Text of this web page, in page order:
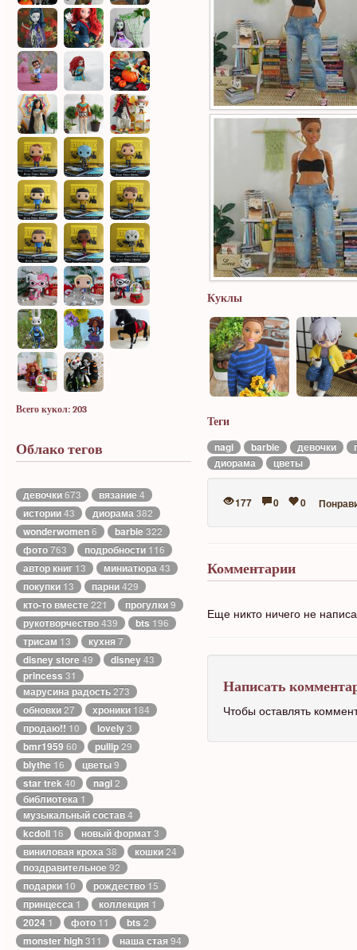
Всего кукол: 203
Облако тегов
девочки673 вязание4
истории43 диорама382
wonderwomen6 barbie322
фото763 подробности 116
автор книг 13 миниатюра43
покупки 13 парни429
кто-то вместе221 прогулки9
рукотворчество439 bts 196
трисам 13 кухня7
disney store49 disney43
princess 31
марусина радость273
обновки27 хроники 184
продаю!! 10 lovely3
bmr1959 60 pullip29
blythe 16 цветы9
star trek40 nagi2
библиотека 1
музыкальный состав4
kcdoll 16 новый формат3
виниловая кроха38 кошки24
поздравительное92
подарки 10 рождество 15
принцесса 1 коллекция 1
2024 1 фото 11 bts 2
monster high311 наша стая94
Куклы
Теги
nagi barbie девочки
диорама
цветы
177 0 0
Комментарии
Еще никто ничего не
Написать
Чтобы оставлять